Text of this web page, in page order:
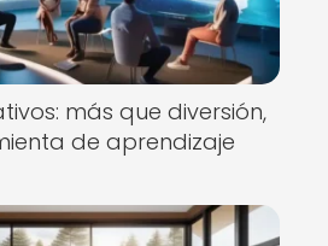
más que diversión,
de aprendizaje